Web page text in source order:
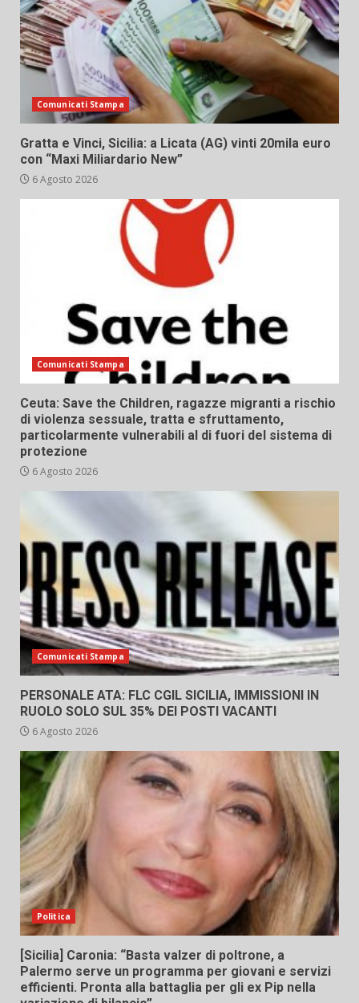
Comunicati Stampa
Gratta e Vinci, Sicilia: a Licata (AG) vinti 20mila euro
con “Maxi Miliardario New”
6 Agosto 2026
Comunicati Stampa
Ceuta: Save the Children, ragazze migranti a rischio
di violenza sessuale, tratta e sfruttamento,
particolarmente vulnerabili al di fuori del sistema di
protezione
6 Agosto 2026
Comunicati Stampa
PERSONALE ATA: FLC CGIL SICILIA, IMMISSIONI IN
RUOLO SOLO SUL 35% DEI POSTI VACANTI
6 Agosto 2026
Politica
[Sicilia] Caronia: “Basta valzer di poltrone, a
Palermo serve un programma per giovani e servizi
efficienti. Pronta alla battaglia per gli ex Pip nella